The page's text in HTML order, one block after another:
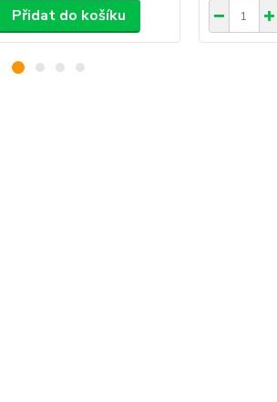
Přidat do košíku